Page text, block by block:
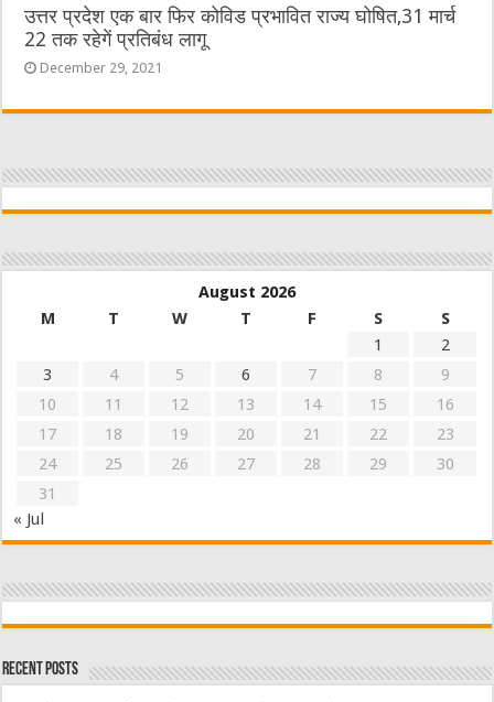
उत्तर प्रदेश एक बार फिर कोविड प्रभावित राज्य घोषित,31 मार्च
22 तक रहेगें प्रतिबंध लागू
December 29, 2021
August 2026
M
T W T F S
S
1
2
3
4 5 6 7 8
9
10
11 12 13 14 15
16
17
18 19 20 21 22
23
24
25 26 27 28 29
30
31
« Jul
Recent Posts